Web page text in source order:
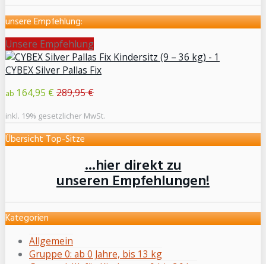
unsere Empfehlung:
Unsere Empfehlung
CYBEX Silver Pallas Fix
ab 164,95 € 289,95 €
inkl. 19% gesetzlicher MwSt.
Übersicht Top-Sitze
...hier direkt zu
unseren Empfehlungen!
Kategorien
Allgemein
Gruppe 0: ab 0 Jahre, bis 13 kg